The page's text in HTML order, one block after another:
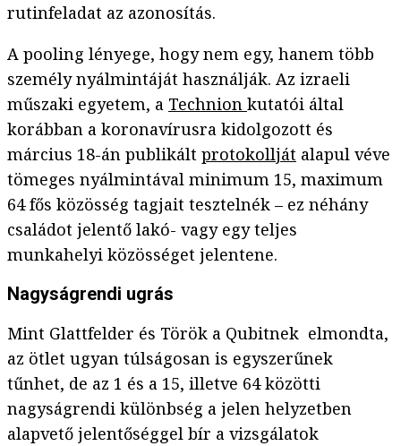
rutinfeladat az azonosítás.
A pooling lényege, hogy nem egy, hanem több
személy nyálmintáját használják. Az izraeli
műszaki egyetem, a Technion kutatói által
korábban a koronavírusra kidolgozott és
március 18-án publikált protokollját alapul véve
tömeges nyálmintával minimum 15, maximum
64 fős közösség tagjait tesztelnék – ez néhány
családot jelentő lakó- vagy egy teljes
munkahelyi közösséget jelentene.
Nagyságrendi ugrás
Mint Glattfelder és Török a Qubitnek elmondta,
az ötlet ugyan túlságosan is egyszerűnek
tűnhet, de az 1 és a 15, illetve 64 közötti
nagyságrendi különbség a jelen helyzetben
alapvető jelentőséggel bír a vizsgálatok